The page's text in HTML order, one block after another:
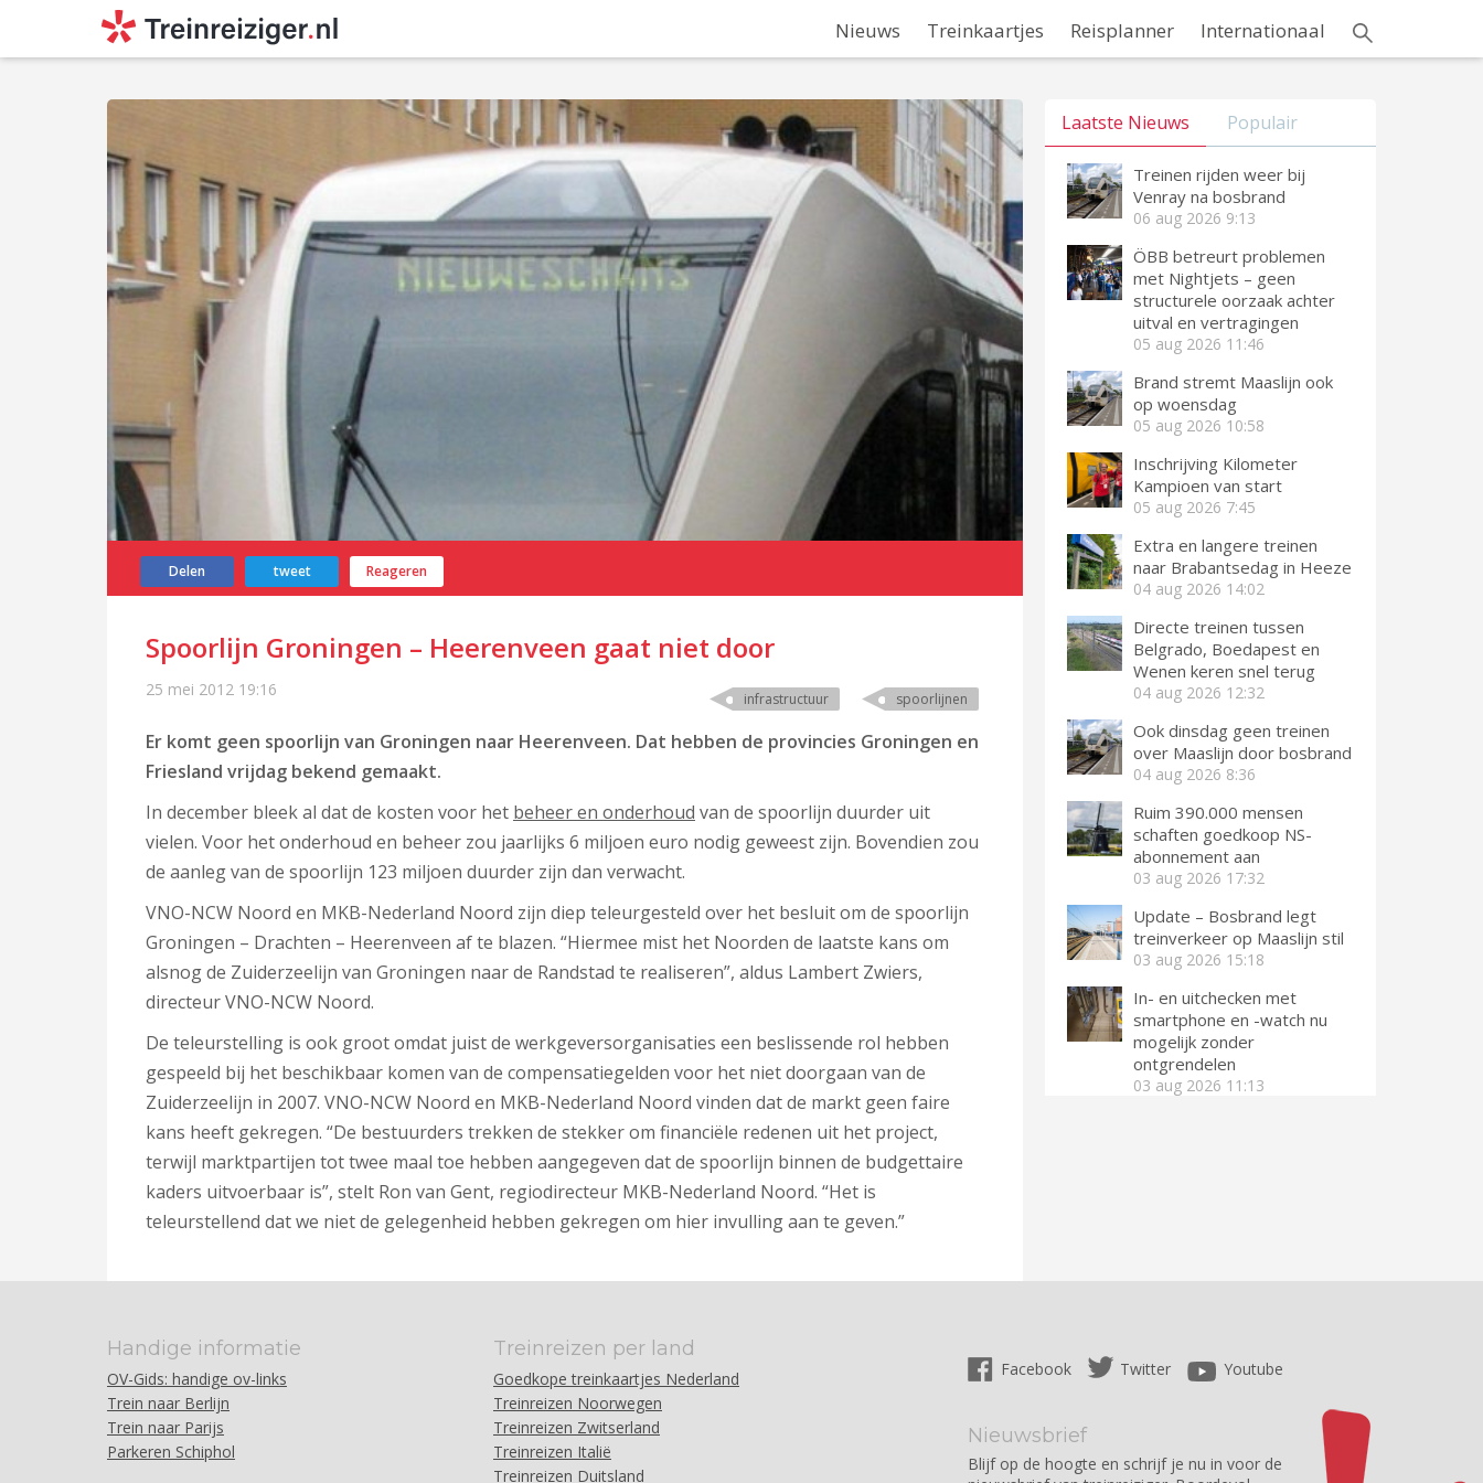
Nieuws Treinkaartjes Reisplanner Internationaal
Delen tweet Reageren
Spoorlijn Groningen – Heerenveen gaat niet door
25 mei 2012 19:16 infrastructuur spoorlijnen
Er komt geen spoorlijn van Groningen naar Heerenveen. Dat hebben de provincies Groningen en
Friesland vrijdag bekend gemaakt.
In december bleek al dat de kosten voor het beheer en onderhoud van de spoorlijn duurder uit
vielen. Voor het onderhoud en beheer zou jaarlijks 6 miljoen euro nodig geweest zijn. Bovendien zou
de aanleg van de spoorlijn 123 miljoen duurder zijn dan verwacht.
VNO-NCW Noord en MKB-Nederland Noord zijn diep teleurgesteld over het besluit om de spoorlijn
Groningen – Drachten – Heerenveen af te blazen. “Hiermee mist het Noorden de laatste kans om
alsnog de Zuiderzeelijn van Groningen naar de Randstad te realiseren”, aldus Lambert Zwiers,
directeur VNO-NCW Noord.
De teleurstelling is ook groot omdat juist de werkgeversorganisaties een beslissende rol hebben
gespeeld bij het beschikbaar komen van de compensatiegelden voor het niet doorgaan van de
Zuiderzeelijn in 2007. VNO-NCW Noord en MKB-Nederland Noord vinden dat de markt geen faire
kans heeft gekregen. “De bestuurders trekken de stekker om financiële redenen uit het project,
terwijl marktpartijen tot twee maal toe hebben aangegeven dat de spoorlijn binnen de budgettaire
kaders uitvoerbaar is”, stelt Ron van Gent, regiodirecteur MKB-Nederland Noord. “Het is
teleurstellend dat we niet de gelegenheid hebben gekregen om hier invulling aan te geven.”
Laatste Nieuws Populair
Treinen rijden weer bij
Venray na bosbrand
06 aug 2026 9:13
ÖBB betreurt problemen
met Nightjets – geen
structurele oorzaak achter
uitval en vertragingen
05 aug 2026 11:46
Brand stremt Maaslijn ook
op woensdag
05 aug 2026 10:58
Inschrijving Kilometer
Kampioen van start
05 aug 2026 7:45
Extra en langere treinen
naar Brabantsedag in Heeze
04 aug 2026 14:02
Directe treinen tussen
Belgrado, Boedapest en
Wenen keren snel terug
04 aug 2026 12:32
Ook dinsdag geen treinen
over Maaslijn door bosbrand
04 aug 2026 8:36
Ruim 390.000 mensen
schaften goedkoop NS-
abonnement aan
03 aug 2026 17:32
Update – Bosbrand legt
treinverkeer op Maaslijn stil
03 aug 2026 15:18
In- en uitchecken met
smartphone en -watch nu
mogelijk zonder
ontgrendelen
03 aug 2026 11:13
Handige informatie
OV-Gids: handige ov-links
Trein naar Berlijn
Trein naar Parijs
Parkeren Schiphol
Treinreizen per land
Goedkope treinkaartjes Nederland
Treinreizen Noorwegen
Treinreizen Zwitserland
Treinreizen Italië
Treinreizen Duitsland
Facebook Twitter Youtube
Nieuwsbrief
Blijf op de hoogte en schrijf je nu in voor de